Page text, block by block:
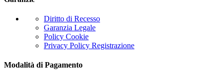
Diritto di Recesso
Garanzia Legale
Policy Cookie
Privacy Policy Registrazione
Modalità di Pagamento